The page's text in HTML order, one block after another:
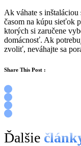
Ak váhate s
časom na kúpu sieťok
ktorých si zaručene
domácnosť. Ak
zvoliť, neváhajte sa
Share This Post :
Ďalšie